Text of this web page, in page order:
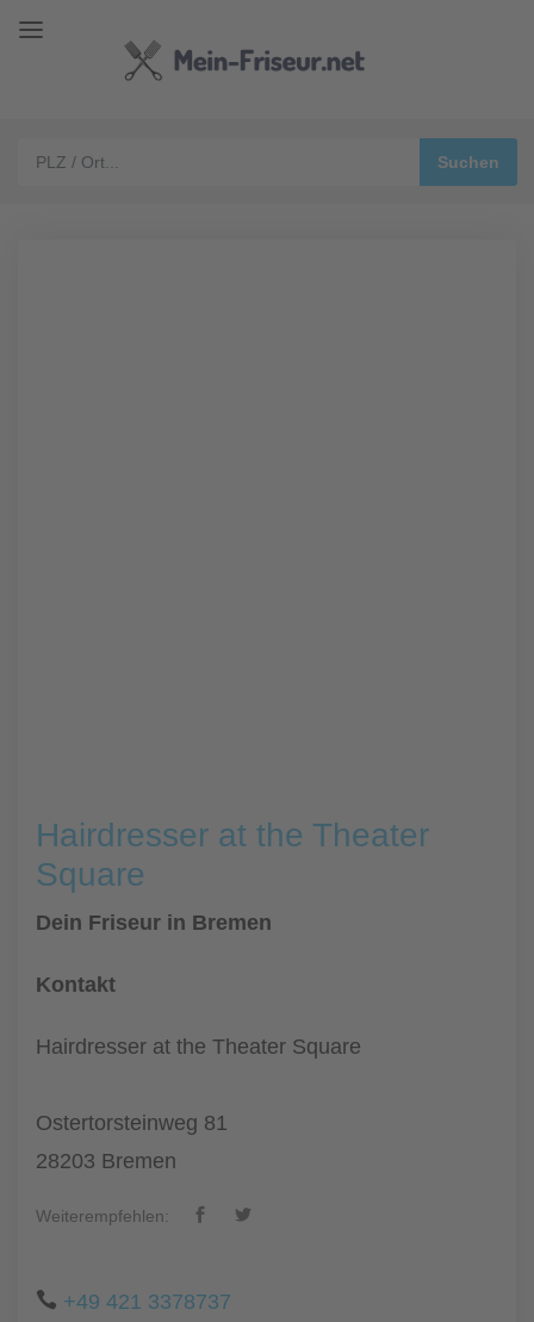
Hairdresser at the Theater
Square
Dein Friseur in Bremen
Kontakt
Hairdresser at the Theater Square
Ostertorsteinweg 81
28203 Bremen
Weiterempfehlen:
+49 421 3378737